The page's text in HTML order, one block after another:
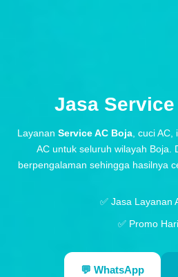
Jasa
Layanan Service AC Boja , cuci
AC untuk seluruh wilayah Boja.
berpengalaman sehingga hasilnya
✅ Jasa Layanan
✅ Promo
💬 WhatsApp